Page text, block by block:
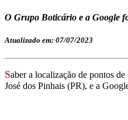
O Grupo Boticário e a Google
Atualizado em: 07/07/2023
Saber a localização de pontos de
José dos Pinhais (PR), e a